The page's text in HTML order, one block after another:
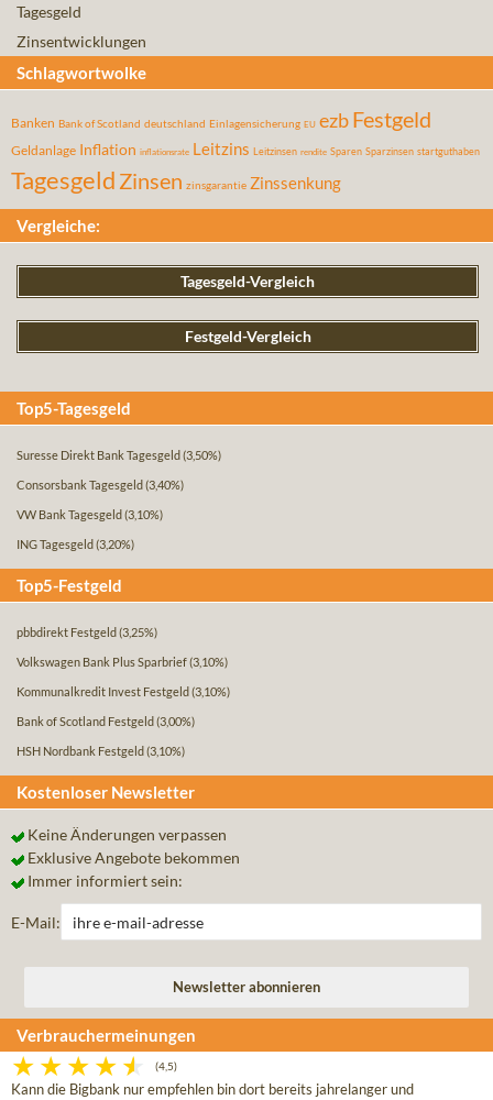
Tagesgeld
Zinsentwicklungen
Schlagwortwolke
Banken Bank of Scotland deutschland Einlagensicherung EU ezbFestgeld
Geldanlage Inflation inflationsrate Leitzins Leitzinsen rendite Sparen Sparzinsen startguthaben
Tagesgeld Zinsen zinsgarantie Zinssenkung
Vergleiche:
Tagesgeld-Vergleich
Festgeld-Vergleich
Top5-Tagesgeld
Suresse Direkt Bank Tagesgeld (3,50%)
Consorsbank Tagesgeld (3,40%)
VW Bank Tagesgeld (3,10%)
ING Tagesgeld (3,20%)
Top5-Festgeld
pbbdirekt Festgeld (3,25%)
Volkswagen Bank Plus Sparbrief(3,10%)
Kommunalkredit Invest Festgeld (3,10%)
Bank of Scotland Festgeld (3,00%)
HSH Nordbank Festgeld (3,10%)
Kostenloser Newsletter
Keine Änderungen verpassen
Exklusive Angebote bekommen
Immer informiert sein:
E-Mail:
Verbrauchermeinungen
(4,5)
Kann die Bigbank nur empfehlen bin dort bereits jahrelanger und